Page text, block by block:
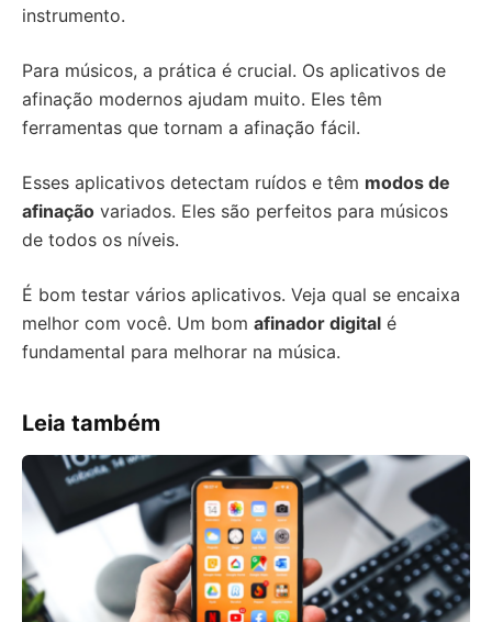
instrumento.
Para músicos, a prática é crucial. Os aplicativos de
afinação modernos ajudam muito. Eles têm
ferramentas que tornam a afinação fácil.
Esses aplicativos detectam ruídos e têm modos de
afinação variados. Eles são perfeitos para músicos
de todos os níveis.
É bom testar vários aplicativos. Veja qual se encaixa
melhor com você. Um bom afinador digital é
fundamental para melhorar na música.
Leia também